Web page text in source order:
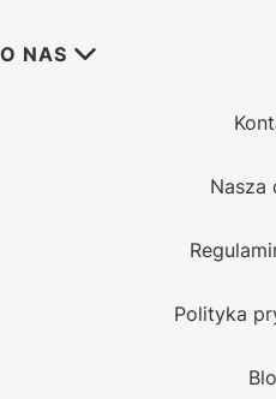
Linki w stopce
O NAS
Nasza
Polityka